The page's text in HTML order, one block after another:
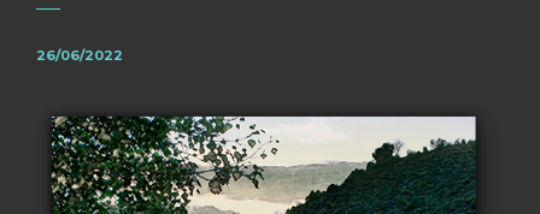
26/06/2022